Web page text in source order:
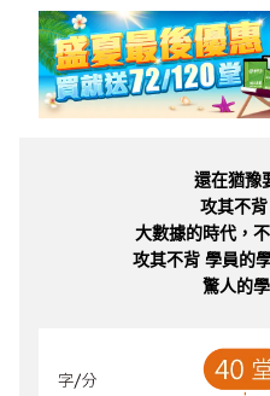
還在猶豫
攻其不
大數據的時代，
攻其不背 學員的
驚人的